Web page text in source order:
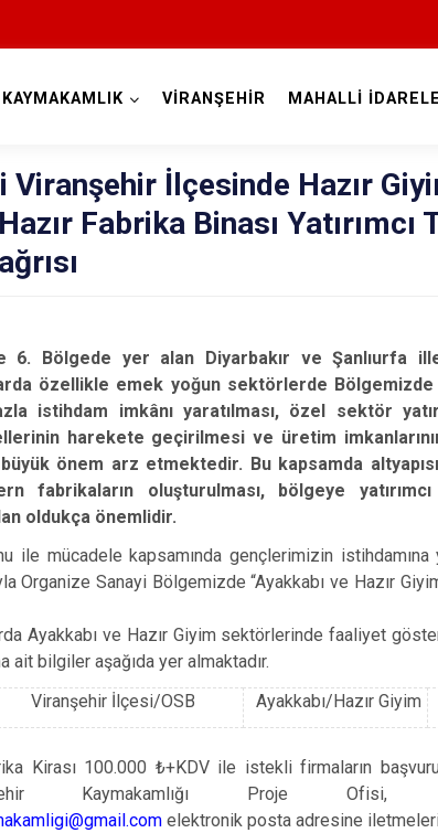
KAYMAKAMLIK VİRANŞEHİR MAHALLİ
Viranşehir İlçesinde Hazır
Fabrika Binası Yatırımcı
6. Bölgede yer alan Diyarbakır ve Şanlıurfa
özellikle emek yoğun sektörlerde
istihdam imkânı yaratılması, özel sektör
harekete geçirilmesi ve üretim
önem arz etmektedir. Bu kapsamda
fabrikaların oluşturulması, bölgeye
oldukça önemlidir.
ile mücadele kapsamında gençlerimizin
Organize Sanayi Bölgemizde “Ayakkabı ve Hazır
Ayakkabı ve Hazır Giyim sektörlerinde faaliyet
ait bilgiler aşağıda yer almaktadır.
Viranşehir İlçesi/OSB Ayakkabı/Hazır Giyim
Kirası 100.000 ₺+KDV ile istekli firmaların
Kaymakamlığı Proje Ofisi,
elektronik posta adresine